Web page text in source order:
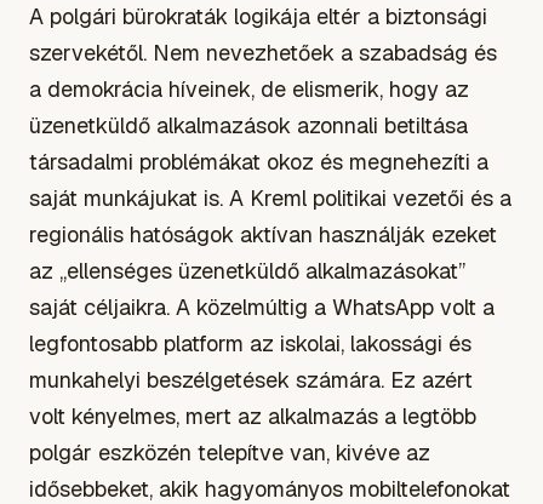
A polgári bürokraták logikája eltér a biztonsági
szervekétől. Nem nevezhetőek a szabadság és
a demokrácia híveinek, de elismerik, hogy az
üzenetküldő alkalmazások azonnali betiltása
társadalmi problémákat okoz és megnehezíti a
saját munkájukat is. A Kreml politikai vezetői és a
regionális hatóságok aktívan használják ezeket
az „ellenséges üzenetküldő alkalmazásokat”
saját céljaikra. A közelmúltig a WhatsApp volt a
legfontosabb platform az iskolai, lakossági és
munkahelyi beszélgetések számára. Ez azért
volt kényelmes, mert az alkalmazás a legtöbb
polgár eszközén telepítve van, kivéve az
idősebbeket, akik hagyományos mobiltelefonokat